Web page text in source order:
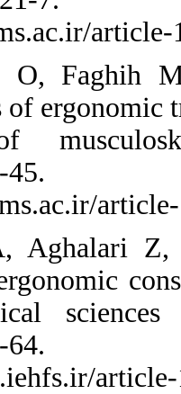
http://
18. Kalte H
Effectiveness
reduction of
http://
19. Tirgar A,
disorders &
among
http://